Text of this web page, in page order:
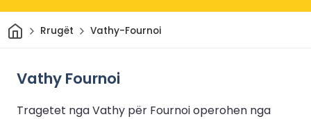
ShtëpiRrugët Vathy-Fournoi
Vathy Fournoi
Tragetet nga Vathy për Fournoi operohen nga